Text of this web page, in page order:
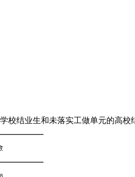
校结业生和未落实工做单元的高